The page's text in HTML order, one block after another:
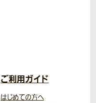
ご利用ガイド
はじめての方へ